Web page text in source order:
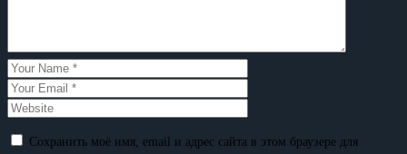
Сохранить моё имя, email и адрес сайта в этом браузере для